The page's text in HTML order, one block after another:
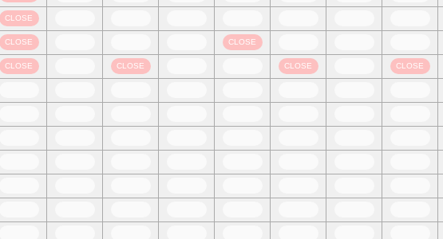
CLOSE
CLOSE
CLOSE CLOSE
CLOSE
CLOSE CLOSE